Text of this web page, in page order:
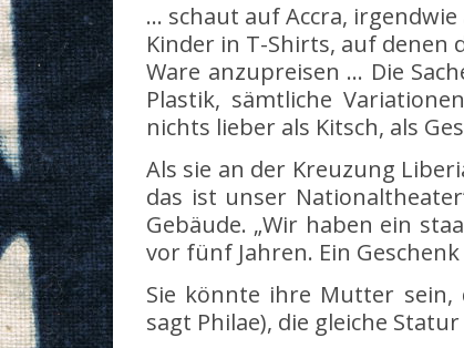
… schaut auf Accra,
Kinder in T-Shirts, auf denen
Ware anzupreisen … Die
Plastik, sämtliche
nichts lieber als Kitsch, als
Als sie an der Kreuzung
das ist unser
Gebäude. „Wir haben ein
vor fünf Jahren. Ein
Sie könnte ihre Mutter sein,
sagt Philae), die gleiche